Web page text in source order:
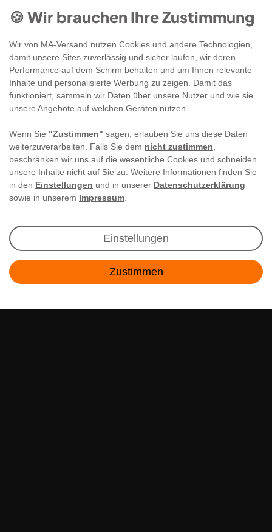
🍪 Wir brauchen Ihre Zustimmung
Wir von MA-Versand nutzen Cookies und andere Technologien,
damit unsere Sites zuverlässig und sicher laufen, wir deren
Performance auf dem Schirm behalten und um Ihnen relevante
Inhalte und personalisierte Werbung zu zeigen. Damit das
funktioniert, sammeln wir Daten über unsere Nutzer und wie sie
unsere Angebote auf welchen Geräten nutzen.
Wenn Sie "Zustimmen" sagen, erlauben Sie uns diese Daten
weiterzuverarbeiten. Falls Sie dem nicht zustimmen
beschränken wir uns auf die wesentliche Cookies und schneiden
unsere Inhalte nicht auf Sie zu. Weitere Informationen finden Sie
in den Einstellungen und in unserer Datenschutzerklärung
sowie in unserem Impressum
Einstellungen
Zustimmen
Newsletter Anmeldung
Angebote & Rabatte per E-Mail erhalten - Geld
sparen war noch nie so einfach!